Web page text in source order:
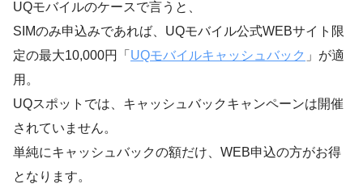
UQモバイルのケースで言うと、
SIMのみ申込みであれば、UQモバイル公式WEBサイト限
定の最大10,000円「 UQモバイルキャッシュバック 」が適
用。
UQスポットでは、キャッシュバックキャンペーンは開催
されていません。
単純にキャッシュバックの額だけ、WEB申込の方がお得
となります。